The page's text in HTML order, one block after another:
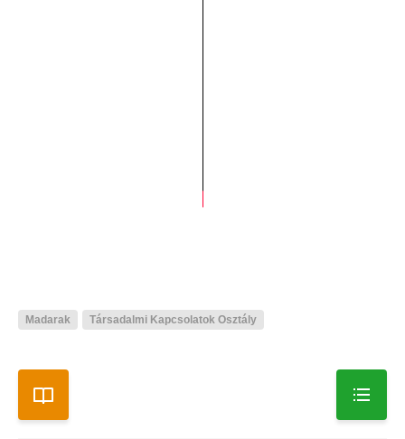
Madarak Társadalmi Kapcsolatok Osztály